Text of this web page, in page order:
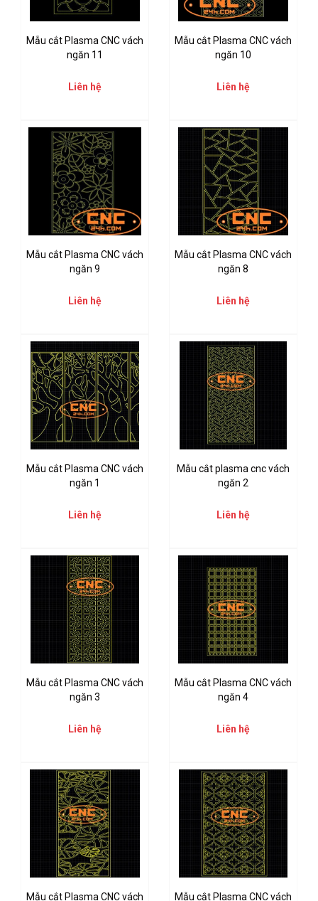
Mẫu cắt Plasma CNC vách
ngăn 11
Liên hệ
Mẫu cắt Plasma CNC vách
ngăn 10
Liên hệ
Mẫu cắt Plasma CNC vách
ngăn 9
Liên hệ
Mẫu cắt Plasma CNC vách
ngăn 8
Liên hệ
Mẫu cắt Plasma CNC vách
ngăn 1
Liên hệ
Mẫu cắt plasma cnc vách
ngăn 2
Liên hệ
Mẫu cắt Plasma CNC vách
ngăn 3
Liên hệ
Mẫu cắt Plasma CNC vách
ngăn 4
Liên hệ
Mẫu cắt Plasma CNC vách Mẫu cắt Plasma CNC vách